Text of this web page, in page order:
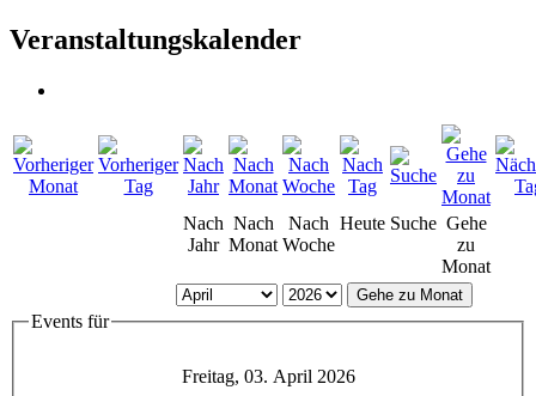
Veranstaltungskalender
Nach
Jahr
Nach
Monat
Nach
Woche
Heute Suche Gehe
zu
Monat
Gehe zu Monat
Events für
Freitag, 03. April 2026